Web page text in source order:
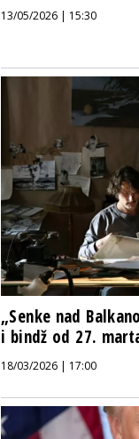
13/05/2026 | 15:30
„Senke nad
i bindž od 27.
18/03/2026 | 17:00